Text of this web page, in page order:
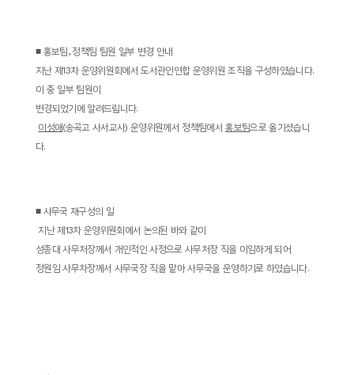
■ 홍보팀, 정책팀 팀원 일부 변경 안내
지난 제13차 운영위원회에서 도서관인연합 운영위원 조직을 구성하였습니다.
이 중 일부 팀원이
변경되었기에 알려드립니다.
이성애(송곡고 사서교사)운영위원께서 정책팀에서홍보팀으로 옮기셨습니
다.
■ 사무국 재구성의 일
지난 제 13차 운영위원회에서 논의된 바와 같이
성종대 사무처장께서 개인적인 사정으로 사무처장 직을 이임하게 되어
정원임 사무차장께서 사무국장 직을 맡아 사무국을 운영하기로 하였습니다.